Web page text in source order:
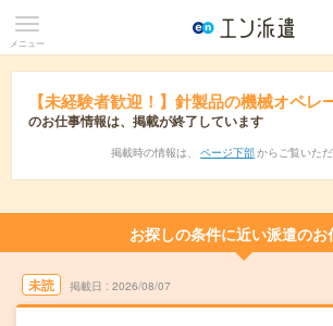
メニュー
【未経験者歓迎！】針製品の機械オペレ
のお仕事情報は、掲載が終了しています
掲載時の情報は、 ページ下部 からご覧いただ
お探しの条件に近い派遣のお
未読 掲載日 2026/08/07